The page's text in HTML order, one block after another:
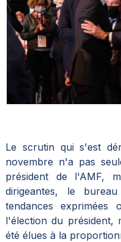
Le scrutin qui s'est
novembre n'a pas
président de l'AMF,
dirigeantes, le
tendances
l'élection du président,
été élues à la